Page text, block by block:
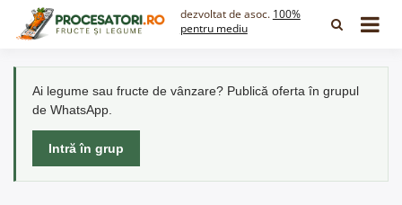
dezvoltat de asoc. 100%
pentru mediu
Ai legume sau fructe de vânzare? Publică oferta în grupul
de WhatsApp.
Intră în grup